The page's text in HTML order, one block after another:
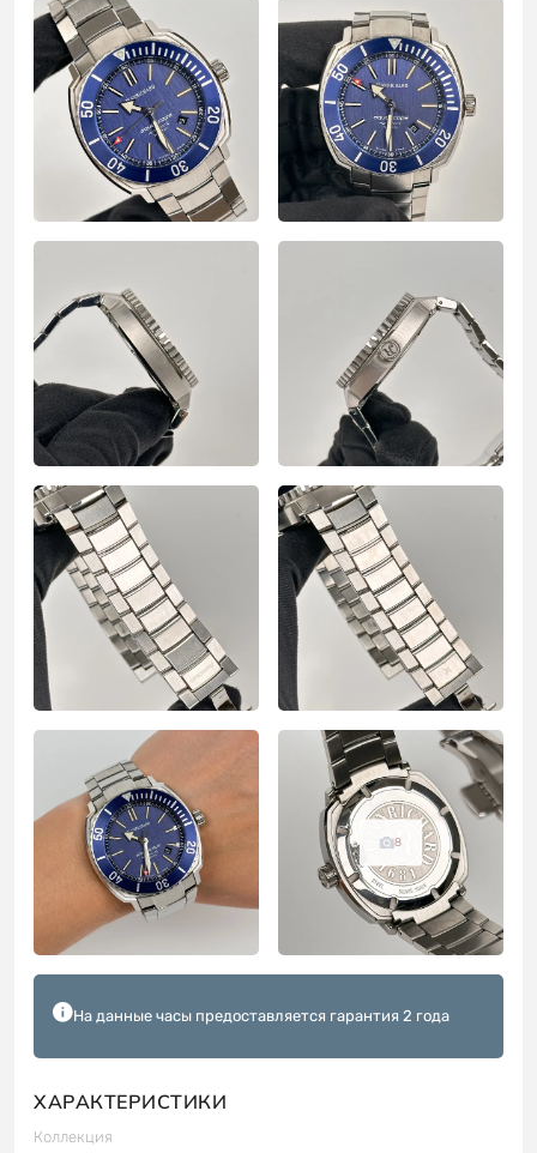
8
На данные часы предоставляется гарантия 2 года
ХАРАКТЕРИСТИКИ
Коллекция